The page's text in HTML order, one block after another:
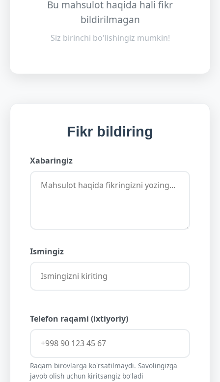
Bu mahsulot haqida hali fikr
bildirilmagan
Siz birinchi bo'lishingiz mumkin!
Fikr bildiring
Xabaringiz
Ismingiz
Telefon raqami (ixtiyoriy)
Raqam birovlarga ko'rsatilmaydi. Savolingizga
javob olish uchun kiritsangiz bo'ladi